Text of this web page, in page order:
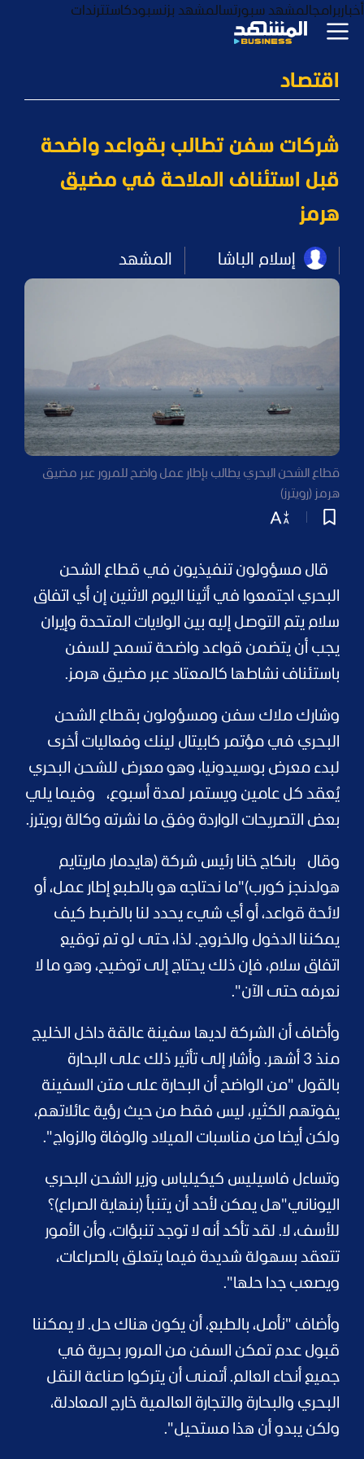
أخبار برامجالمشهد سبورتسالمشهد بزنسبودكاستترندات
اقتصاد
شركات سفن تطالب بقواعد واضحة
قبل استئناف الملاحة في مضيق
هرمز
إسلام الباشا المشهد
قطاع الشحن البحري يطالب بإطار عمل واضح للمرور عبر مضيق
هرمز (رويترز)
قال مسؤولون تنفيذيون في قطاع الشحن
البحري اجتمعوا في أثينا اليوم الاثنين إن أي اتفاق
سلام يتم التوصل إليه بين الولايات المتحدة وإيران
يجب أن يتضمن قواعد واضحة تسمح للسفن
باستئناف نشاطها كالمعتاد عبر مضيق هرمز.
وشارك ملاك سفن ومسؤولون بقطاع الشحن
البحري في مؤتمر كابيتال لينك وفعاليات أخرى
لبدء معرض بوسيدونيا، وهو معرض للشحن البحري
يُعقد كل عامين ويستمر لمدة أسبوع، وفيما يلي
بعض التصريحات الواردة وفق ما نشرته وكالة رويترز.
وقال بانكاج خانا رئيس شركة (هايدمار ماريتايم
هولدنجز كورب)"ما نحتاجه هو بالطبع إطار عمل، أو
لائحة قواعد، أو أي شيء يحدد لنا بالضبط كيف
يمكننا الدخول والخروج. لذا، حتى لو تم توقيع
اتفاق سلام، فإن ذلك يحتاج إلى توضيح، وهو ما لا
نعرفه حتى الآن".
وأضاف أن الشركة لديها سفينة عالقة داخل الخليج
منذ 3 أشهر. وأشار إلى تأثير ذلك على البحارة
بالقول "من الواضح أن البحارة على متن السفينة
يفوتهم الكثير، ليس فقط من حيث رؤية عائلاتهم،
ولكن أيضا من مناسبات الميلاد والوفاة والزواج".
وتساءل فاسيليس كيكيلياس وزير الشحن البحري
اليوناني"هل يمكن لأحد أن يتنبأ (بنهاية الصراع)؟
للأسف، لا. لقد تأكد أنه لا توجد تنبؤات، وأن الأمور
تتعقد بسهولة شديدة فيما يتعلق بالصراعات،
ويصعب جدا حلها".
وأضاف "نأمل، بالطبع، أن يكون هناك حل. لا يمكننا
قبول عدم تمكن السفن من المرور بحرية في
جميع أنحاء العالم. أتمنى أن يتركوا صناعة النقل
البحري والبحارة والتجارة العالمية خارج المعادلة،
ولكن يبدو أن هذا مستحيل".